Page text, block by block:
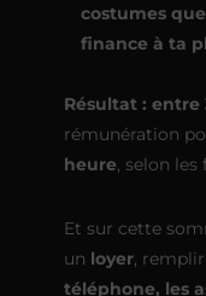
costumes
finance à ta
Résultat : entre
rémunération
heure, selon les
Et sur cette
un loyer,
téléphone, les